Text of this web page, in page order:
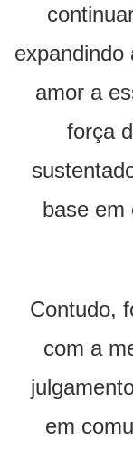
expandindo
amor a
força
base em
Contudo,
com a
em